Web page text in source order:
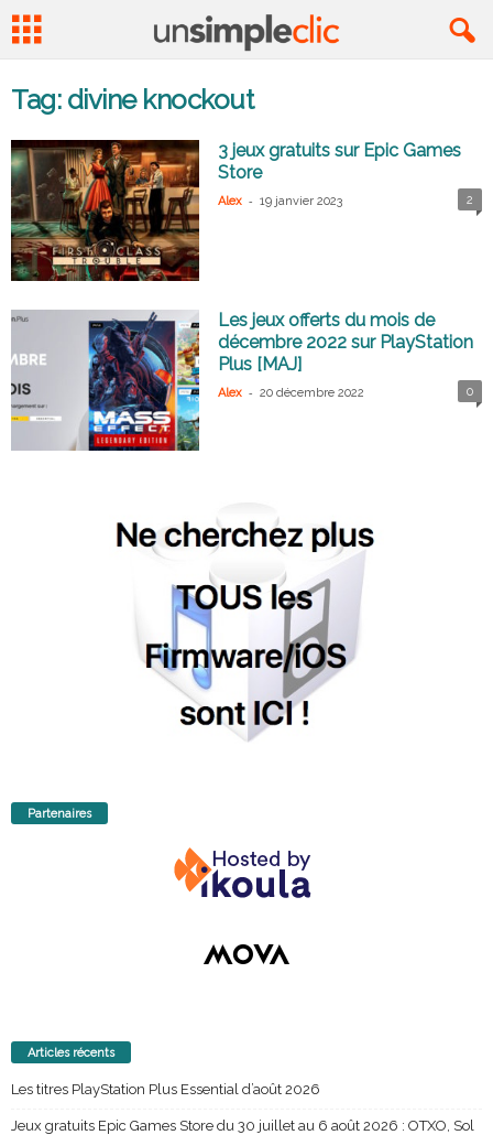
Tag: divine knockout
3 jeux gratuits sur Epic Games
Store
Alex - 19 janvier 2023 2
Les jeux offerts du mois de
décembre 2022 sur PlayStation
Plus [MAJ]
Alex - 20 décembre 2022 0
Partenaires
Articles récents
Les titres PlayStation Plus Essential d’août 2026
Jeux gratuits Epic Games Store du 30 juillet au 6 août 2026 : OTXO, Sol